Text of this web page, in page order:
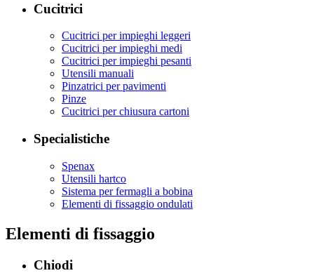
Cucitrici
Cucitrici per impieghi leggeri
Cucitrici per impieghi medi
Cucitrici per impieghi pesanti
Utensili manuali
Pinzatrici per pavimenti
Pinze
Cucitrici per chiusura cartoni
Specialistiche
Spenax
Utensili hartco
Sistema per fermagli a bobina
Elementi di fissaggio ondulati
Elementi di fissaggio
Chiodi